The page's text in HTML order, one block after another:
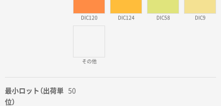
DIC120 DIC124 DIC58 DIC9
その他
最小ロット（出荷単
位）
50